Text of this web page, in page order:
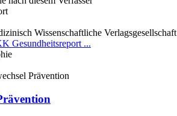
Wissenschaftliche Verlagsgesellschaft
Gesundheitsreport ...